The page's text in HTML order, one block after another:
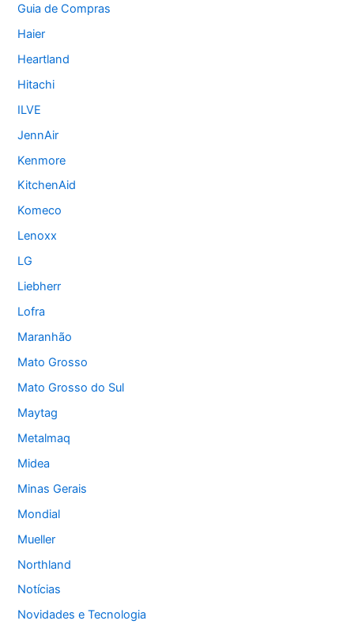
Guia de Compras
Haier
Heartland
Hitachi
ILVE
JennAir
Kenmore
KitchenAid
Komeco
Lenoxx
LG
Liebherr
Lofra
Maranhão
Mato Grosso
Mato Grosso do Sul
Maytag
Metalmaq
Midea
Minas Gerais
Mondial
Mueller
Northland
Notícias
Novidades e Tecnologia